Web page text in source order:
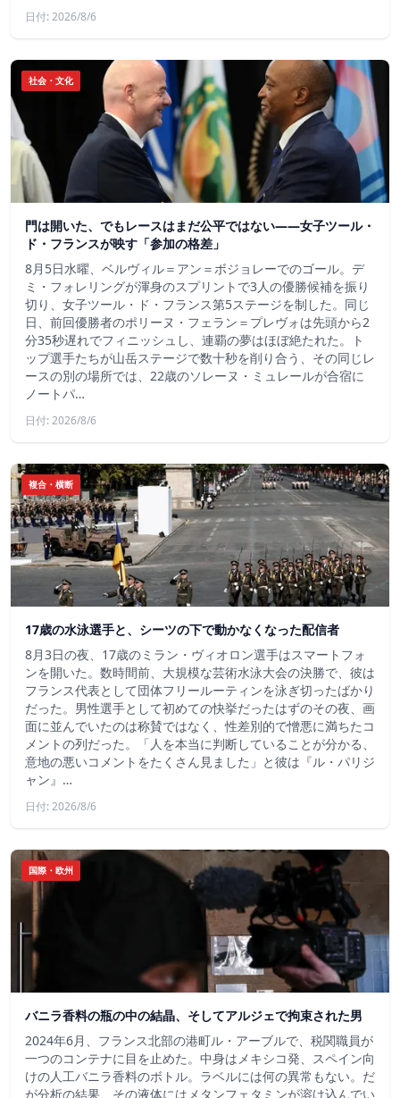
日付: 2026/8/6
社会・文化
門は開いた、でもレースはまだ公平ではない――女子ツール・
ド・フランスが映す「参加の格差」
8月5日水曜、ベルヴィル＝アン＝ボジョレーでのゴール。デ
ミ・フォレリングが渾身のスプリントで3人の優勝候補を振り
切り、女子ツール・ド・フランス第5ステージを制した。同じ
日、前回優勝者のポリーヌ・フェラン＝プレヴォは先頭から2
分35秒遅れでフィニッシュし、連覇の夢はほぼ絶たれた。ト
ップ選手たちが山岳ステージで数十秒を削り合う、その同じレ
ースの別の場所では、22歳のソレーヌ・ミュレールが合宿に
ノートパ…
日付: 2026/8/6
複合・横断
17歳の水泳選手と、シーツの下で動かなくなった配信者
8月3日の夜、17歳のミラン・ヴィオロン選手はスマートフォ
ンを開いた。数時間前、大規模な芸術水泳大会の決勝で、彼は
フランス代表として団体フリールーティンを泳ぎ切ったばかり
だった。男性選手として初めての快挙だったはずのその夜、画
面に並んでいたのは称賛ではなく、性差別的で憎悪に満ちたコ
メントの列だった。「人を本当に判断していることが分かる、
意地の悪いコメントをたくさん見ました」と彼は『ル・パリジ
ャン』…
日付: 2026/8/6
国際・欧州
バニラ香料の瓶の中の結晶、そしてアルジェで拘束された男
2024年6月、フランス北部の港町ル・アーブルで、税関職員が
一つのコンテナに目を止めた。中身はメキシコ発、スペイン向
けの人工バニラ香料のボトル。ラベルには何の異常もない。だ
が分析の結果、その液体にはメタンフェタミンが溶け込んでい